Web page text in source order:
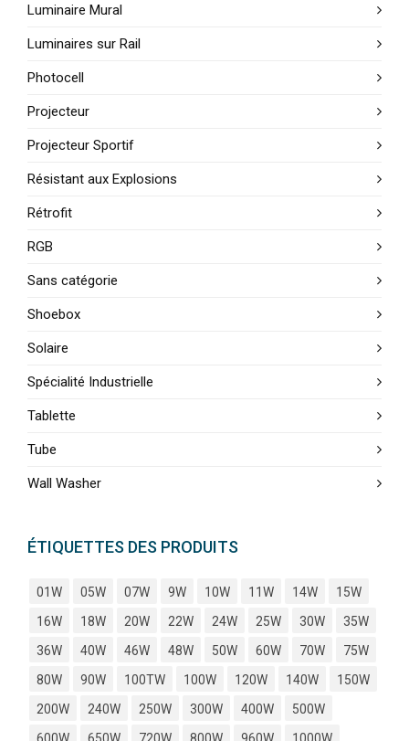
Luminaire Mural
Luminaires sur Rail
Photocell
Projecteur
Projecteur Sportif
Résistant aux Explosions
Rétrofit
RGB
Sans catégorie
Shoebox
Solaire
Spécialité Industrielle
Tablette
Tube
Wall Washer
ÉTIQUETTES DES PRODUITS
01W 05W 07W 9W 10W 11W 14W
15W
16W
18W 20W 22W 24W 25W 30W
35W
36W
40W 46W 48W 50W 60W 70W
75W
80W
90W 100TW 100W 120W 140W
150W
200W
240W 250W 300W 400W
500W